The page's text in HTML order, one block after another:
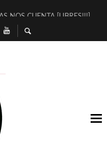
NOS CUENTA [LIBRES!!!]
SANDRA MONFORT
TEATRAL CLAUDIO
KATARSIS DEL TOMATAZO
EN #EXVITA
[BITÁCORA 3.0] EN EXVITA
EN EXVITA [RELATIVA